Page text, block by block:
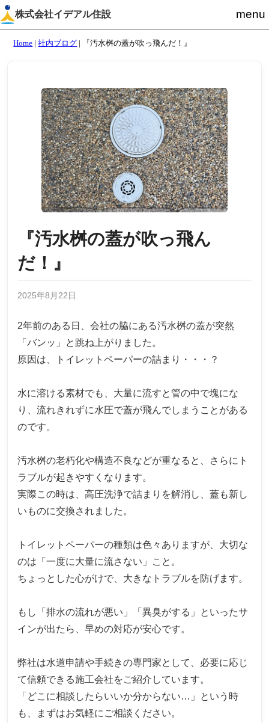
株式会社イデアル住設 menu
Home 社内ブログ 『汚水桝の蓋が吹っ飛んだ！』
『汚水桝の蓋が吹っ飛ん
だ！』
2025年8月22日
2年前のある日、会社の脇にある汚水桝の蓋が突然
「バンッ」と跳ね上がりました。
原因は、トイレットペーパーの詰まり・・・？
水に溶ける素材でも、大量に流すと管の中で塊にな
り、流れきれずに水圧で蓋が飛んでしまうことがある
のです。
汚水桝の老朽化や構造不良などが重なると、さらにト
ラブルが起きやすくなります。
実際この時は、高圧洗浄で詰まりを解消し、蓋も新し
いものに交換されました。
トイレットペーパーの種類は色々ありますが、大切な
のは「一度に大量に流さない」こと。
ちょっとした心がけで、大きなトラブルを防げます。
もし「排水の流れが悪い」「異臭がする」といったサ
インが出たら、早めの対応が安心です。
弊社は水道申請や手続きの専門家として、必要に応じ
て信頼できる施工会社をご紹介しています。
「どこに相談したらいいか分からない…」という時
も、まずはお気軽にご相談ください。